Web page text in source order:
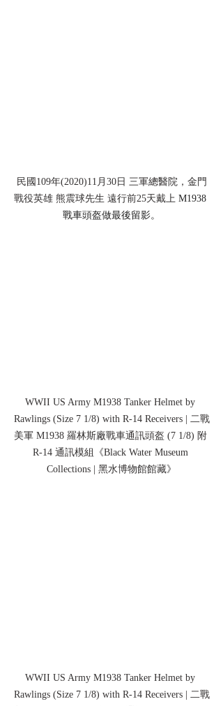
民國109年(2020)11月30日 三軍總醫院，金門
戰役英雄 熊震球先生 遠行前25天戴上 M1938
戰車頭盔做最後留影。
WWII US Army M1938 Tanker Helmet by
Rawlings (Size 7 1/8) with R-14 Receivers | 二戰
美軍 M1938 羅林斯廠戰車通訊頭盔 (7 1/8) 附
R-14 通訊模組《Black Water Museum
Collections | 黑水博物館館藏》
WWII US Army M1938 Tanker Helmet by
Rawlings (Size 7 1/8) with R-14 Receivers | 二戰